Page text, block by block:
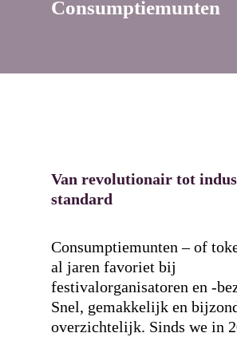
Consumptiemunten
Van revolutionair tot
standard
Consumptiemunten – of
al jaren favoriet bij
festivalorganisatoren en -
Snel, gemakkelijk en
overzichtelijk. Sinds we in